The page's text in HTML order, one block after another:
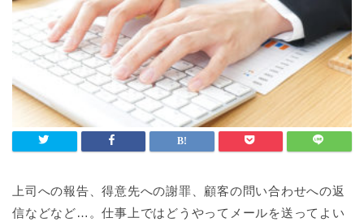
上司への報告、得意先への謝罪、顧客の問い合わせへの返
信などなど…。仕事上ではどうやってメールを送ってよい